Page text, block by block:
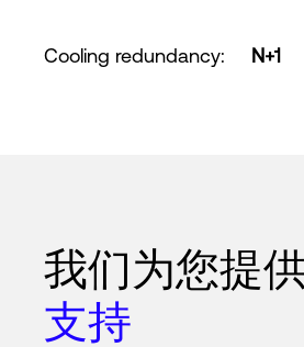
Cooling redundancy: N+1
我们为您提
支持